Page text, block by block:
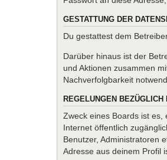
GESTATTUNG DER
Du gestattest dem
Darüber hinaus ist der
und Aktionen zusammen
Nachverfolgbarkeit
REGELUNGEN
Zweck eines Boards ist es,
Internet öffentlich
Benutzer, Administratoren
Adresse aus deinem Profil